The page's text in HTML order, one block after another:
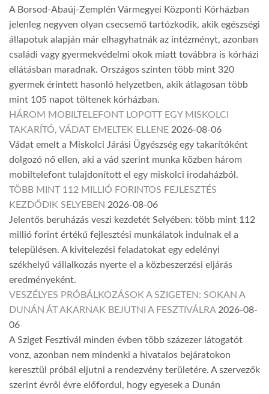
A Borsod-Abaúj-Zemplén Vármegyei Központi Kórházban
jelenleg negyven olyan csecsemő tartózkodik, akik egészségi
állapotuk alapján már elhagyhatnák az intézményt, azonban
családi vagy gyermekvédelmi okok miatt továbbra is kórházi
ellátásban maradnak. Országos szinten több mint 320
gyermek érintett hasonló helyzetben, akik átlagosan több
mint 105 napot töltenek kórházban.
HÁROM MOBILTELEFONT LOPOTT EGY MISKOLCI
TAKARÍTÓ, VÁDAT EMELTEK ELLENE 2026-08-06
Vádat emelt a Miskolci Járási Ügyészség egy takarítóként
dolgozó nő ellen, aki a vád szerint munka közben három
mobiltelefont tulajdonított el egy miskolci irodaházból.
TÖBB MINT 112 MILLIÓ FORINTOS FEJLESZTÉS
KEZDŐDIK SELYEBEN 2026-08-06
Jelentős beruházás veszi kezdetét Selyében: több mint 112
millió forint értékű fejlesztési munkálatok indulnak el a
településen. A kivitelezési feladatokat egy edelényi
székhelyű vállalkozás nyerte el a közbeszerzési eljárás
eredményeként.
VESZÉLYES PRÓBÁLKOZÁSOK A SZIGETEN: SOKAN A
DUNÁN ÁT AKARNAK BEJUTNI A FESZTIVÁLRA 2026-08-
06
A Sziget Fesztivál minden évben több százezer látogatót
vonz, azonban nem mindenki a hivatalos bejáratokon
keresztül próbál eljutni a rendezvény területére. A szervezők
szerint évről évre előfordul, hogy egyesek a Dunán